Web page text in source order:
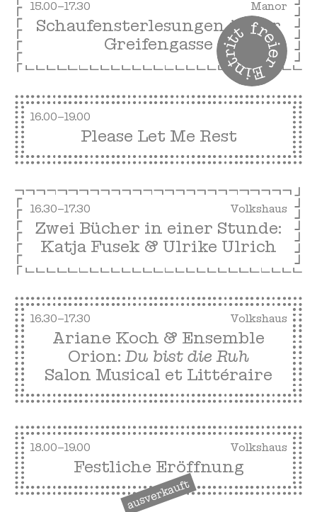
15.00–17.30 Manor
Schaufensterlesungen in der
Greifengasse
16.00–19.00
Please Let Me Rest
16.30–17.30 Volkshaus
Zwei Bücher in einer Stunde:
Katja Fusek & Ulrike Ulrich
16.30–17.30 Volkshaus
Ariane Koch & Ensemble
Orion:Du bist die Ruh
Salon Musical et Littéraire
18.00–19.00 Volkshaus
ausverkauft
Festliche Eröffnung